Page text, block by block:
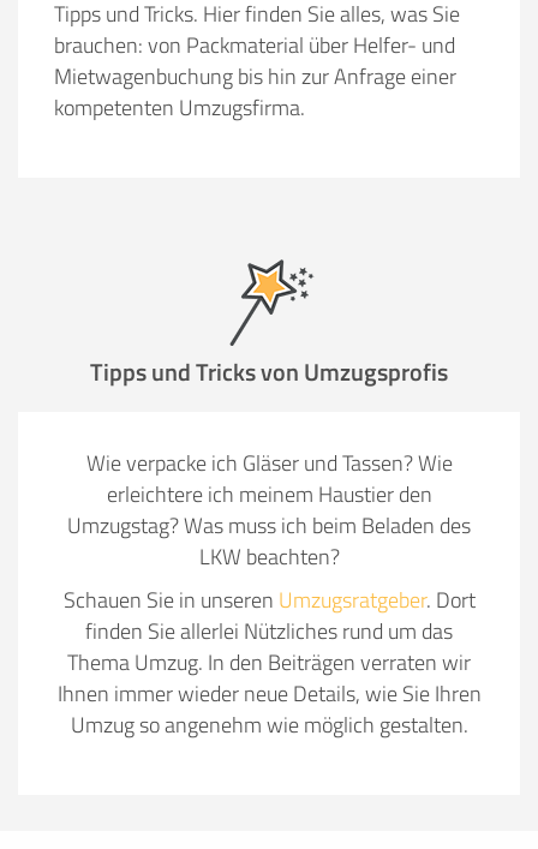
Tipps und Tricks. Hier finden Sie alles, was Sie
brauchen: von Packmaterial über Helfer- und
Mietwagenbuchung bis hin zur Anfrage einer
kompetenten Umzugsfirma.
Tipps und Tricks von Umzugsprofis
Wie verpacke ich Gläser und Tassen? Wie
erleichtere ich meinem Haustier den
Umzugstag? Was muss ich beim Beladen des
LKW beachten?
Schauen Sie in unseren Umzugsratgeber. Dort
finden Sie allerlei Nützliches rund um das
Thema Umzug. In den Beiträgen verraten wir
Ihnen immer wieder neue Details, wie Sie Ihren
Umzug so angenehm wie möglich gestalten.